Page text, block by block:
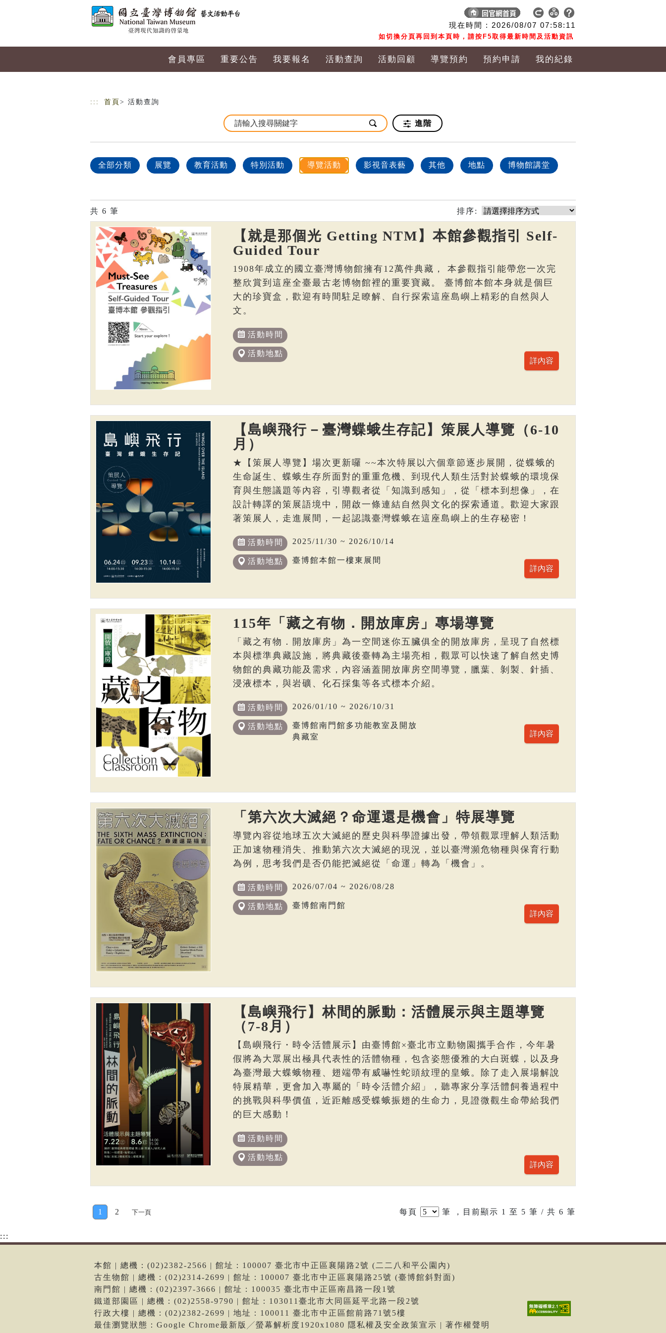
現在時間 : 2026/08/07 07:58:12
如切換分頁再回到本頁時，請按F5取得最新時間及活動資訊
會員專區 重要公告 我要報名 活動查詢 活動回顧 導覽預約 預約申請 我的紀錄
::: 首頁 > 活動查詢
進階
全部分類 展覽 教育活動 特別活動 導覽活動 影視音表藝 其他 地點 博物館講堂
共 6 筆 排序:
【就是那個光 Getting NTM】本館參觀指引 Self-
Guided Tour
1908年成立的國立臺灣博物館擁有12萬件典藏， 本參觀指引能帶您一次完
整欣賞到這座全臺最古老博物館裡的重要寶藏。 臺博館本館本身就是個巨
大的珍寶盒，歡迎有時間駐足瞭解、自行探索這座島嶼上精彩的自然與人
文。
活動時間
活動地點
【島嶼飛行－臺灣蝶蛾生存記】策展人導覽（6-10
月）
★【策展人導覽】場次更新囉 ~~本次特展以六個章節逐步展開，從蝶蛾的
生命誕生、蝶蛾生存所面對的重重危機、到現代人類生活對於蝶蛾的環境保
育與生態議題等內容，引導觀者從「知識到感知」，從「標本到想像」，在
設計轉譯的策展語境中，開啟一條連結自然與文化的探索通道。歡迎大家跟
著策展人，走進展間，一起認識臺灣蝶蛾在這座島嶼上的生存秘密！
活動時間 2025/11/30 ~ 2026/10/14
活動地點 臺博館本館一樓東展間
115年「藏之有物．開放庫房」專場導覽
「藏之有物．開放庫房」為一空間迷你五臟俱全的開放庫房，呈現了自然標
本與標準典藏設施，將典藏後臺轉為主場亮相，觀眾可以快速了解自然史博
物館的典藏功能及需求，內容涵蓋開放庫房空間導覽，臘葉、剝製、針插、
浸液標本，與岩礦、化石採集等各式標本介紹。
活動時間 2026/01/10 ~ 2026/10/31
活動地點
臺博館南門館多功能教室及開放
典藏室
「第六次大滅絕？命運還是機會」特展導覽
導覽內容從地球五次大滅絕的歷史與科學證據出發，帶領觀眾理解人類活動
正加速物種消失、推動第六次大滅絕的現況，並以臺灣瀕危物種與保育行動
為例，思考我們是否仍能把滅絕從「命運」轉為「機會」。
活動時間 2026/07/04 ~ 2026/08/28
活動地點 臺博館南門館
【島嶼飛行】林間的脈動：活體展示與主題導覽
（7-8月）
【島嶼飛行・時令活體展示】由臺博館×臺北市立動物園攜手合作，今年暑
假將為大眾展出極具代表性的活體物種，包含姿態優雅的大白斑蝶，以及身
為臺灣最大蝶蛾物種、翅端帶有威嚇性蛇頭紋理的皇蛾。除了走入展場解說
特展精華，更會加入專屬的「時令活體介紹」，聽專家分享活體飼養過程中
的挑戰與科學價值，近距離感受蝶蛾振翅的生命力，見證微觀生命帶給我們
的巨大感動！
活動時間
活動地點
1 2 下一頁 每頁 筆 ，目前顯示 1 至 5 筆 / 共 6 筆
:::
本館 | 總機：(02)2382-2566 | 館址：100007 臺北市中正區襄陽路2號 (二二八和平公園內)
古生物館 | 總機：(02)2314-2699 | 館址：100007 臺北市中正區襄陽路25號 (臺博館斜對面)
南門館 | 總機：(02)2397-3666 | 館址：100035 臺北市中正區南昌路一段1號
鐵道部園區 | 總機：(02)2558-9790 | 館址：103011臺北市大同區延平北路一段2號
行政大樓 | 總機：(02)2382-2699 | 地址：100011 臺北市中正區館前路71號5樓
最佳瀏覽狀態：Google Chrome最新版╱螢幕解析度1920x1080 隱私權及安全政策宣示 | 著作權聲明